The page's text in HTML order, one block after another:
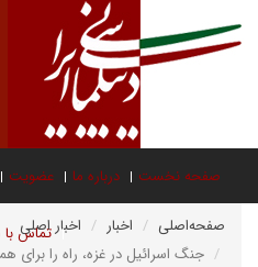
صفحه نخست درباره ما عضویت
تماس با صفحه‌اصلی اخبار
اخبار اصلی
جنگ اسرائیل در غزه، راه را برای